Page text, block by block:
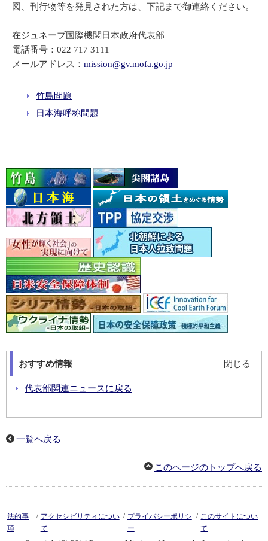
図、刊行物等を発見された方は、下記まで御連絡ください。
在ジュネーブ国際機関日本政府代表部
電話番号：022 717 3111
メールアドレス： mission@gv.mofa.go.jp
竹島問題
日本海呼称問題
おすすめ情報 閉じる
代表部関連ニュースに戻る
一覧へ戻る
このページのトップへ戻る
法的事
項
/ アクセシビリティについ
て
/ プライバシーポリシ
ー
/ このサイトについ
て